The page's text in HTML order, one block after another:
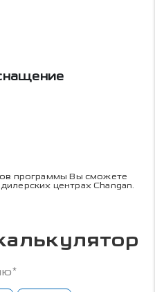
программы Вы сможете
центрах Changan.